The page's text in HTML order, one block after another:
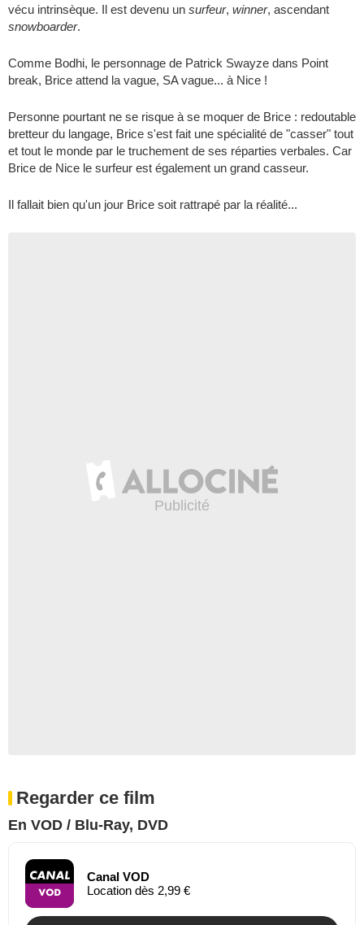
vécu intrinsèque. Il est devenu un surfeur, winner, ascendant
snowboarder.
Comme Bodhi, le personnage de Patrick Swayze dans Point
break, Brice attend la vague, SA vague... à Nice !
Personne pourtant ne se risque à se moquer de Brice : redoutable
bretteur du langage, Brice s'est fait une spécialité de "casser" tout
et tout le monde par le truchement de ses réparties verbales. Car
Brice de Nice le surfeur est également un grand casseur.
Il fallait bien qu'un jour Brice soit rattrapé par la réalité...
Regarder ce film
En VOD / Blu-Ray, DVD
Canal VOD
Location dès 2,99 €